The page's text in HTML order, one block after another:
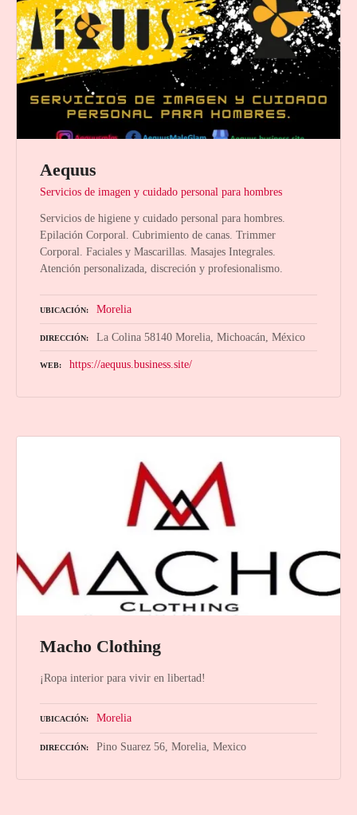
Aequus
Servicios de imagen y cuidado personal para hombres
Servicios de higiene y cuidado personal para hombres.
Epilación Corporal. Cubrimiento de canas. Trimmer
Corporal. Faciales y Mascarillas. Masajes Integrales.
Atención personalizada, discreción y profesionalismo.
UBICACIÓN Morelia
DIRECCIÓN La Colina 58140 Morelia, Michoacán, México
WEB https://aequus.business.site/
Macho Clothing
¡Ropa interior para vivir en libertad!
UBICACIÓN Morelia
DIRECCIÓN Pino Suarez 56, Morelia, Mexico